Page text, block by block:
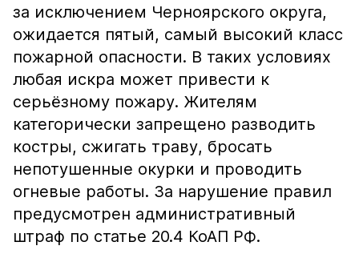
за исключением Черноярского округа,
ожидается пятый, самый высокий класс
пожарной опасности. В таких условиях
любая искра может привести к
серьёзному пожару. Жителям
категорически запрещено разводить
костры, сжигать траву, бросать
непотушенные окурки и проводить
огневые работы. За нарушение правил
предусмотрен административный
штраф по статье 20.4 КоАП РФ.